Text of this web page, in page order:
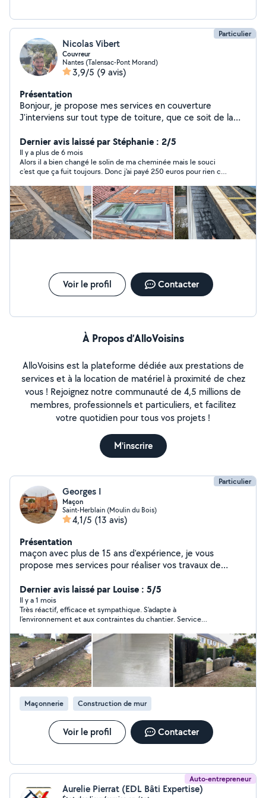
Particulier
Nicolas Vibert
Couvreur
Nantes (Talensac-Pont Morand)
3,9/5 (9 avis)
Présentation
Bonjour, je propose mes services en couverture
J'interviens sur tout type de toiture, que ce soit de la
Dernier avis laissé par Stéphanie : 2/5
Il y a plus de 6 mois
Alors il a bien changé le solin de ma cheminée mais le souci
c'est que ça fuit toujours. Donc j'ai payé 250 euros pour rien car
cheminée.. ça c'est terminé qu'il a mis une bâche sur ma
cheminée et ça en est resté comme ça . C'était en fin d'année
dernière et quand je l'ai recontacté pour l'enduit au beaux jours
et bien à priori il ne fait pas ça ...Je dois donc cassé ce qu'il a
fait et refaire tout l'enduit de cheminée et solin... J'ai donc payé
pour rien son intervention... Le mieux aurait été de me dire des
Voir le profil Contacter
À Propos d’AlloVoisins
AlloVoisins est la plateforme dédiée aux prestations de
services et à la location de matériel à proximité de chez
vous ! Rejoignez notre communauté de 4,5 millions de
membres, professionnels et particuliers, et facilitez
votre quotidien pour tous vos projets !
M'inscrire
Particulier
Georges I
Maçon
Saint-Herblain (Moulin du Bois)
4,1/5 (13 avis)
Présentation
maçon avec plus de 15 ans d'expérience, je vous
propose mes services pour réaliser vos travaux de
Dernier avis laissé par Louise : 5/5
Il y a 1 mois
Très réactif, efficace et sympathique. S’adapte à
l’environnement et aux contraintes du chantier. Service
Maçonnerie Construction de mur
Voir le profil Contacter
Auto-entrepreneur
Aurelie Pierrat (EDL Bâti Expertise)